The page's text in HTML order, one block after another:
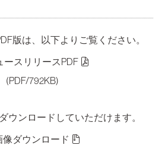
版は、以下よりご覧ください。
ースリリースPDF
(PDF/792KB)
ウンロードしていただけます。
像ダウンロード